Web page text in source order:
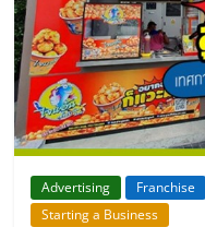
Advertising Franchise
Starting a Business